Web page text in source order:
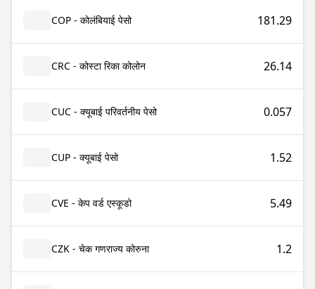
COP - कोलंबियाई पेसो 181.29
CRC - कोस्टा रिका कोलोन 26.14
CUC - क्यूबाई परिवर्तनीय पेसो 0.057
CUP - क्यूबाई पेसो 1.52
CVE - केप वर्ड एस्कूडो 5.49
CZK - चेक गणराज्य कोरुना 1.2